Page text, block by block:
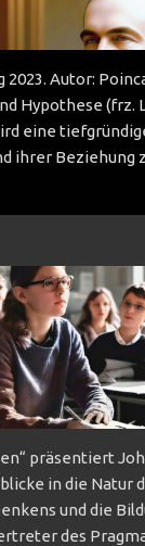
2023. Autor:
Hypothese (frz.
eine
ihrer Beziehung
präsentiert
in die Natur
und die
des